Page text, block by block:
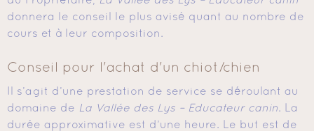
donnera le conseil le plus avisé quant au nombre de
cours et à leur composition.
Conseil pour l'achat d'un chiot/chien
Il s’agit d’une prestation de service se déroulant au
domaine de La Vallée des Lys – Educateur canin . La
durée approximative est d’une heure. Le but est de